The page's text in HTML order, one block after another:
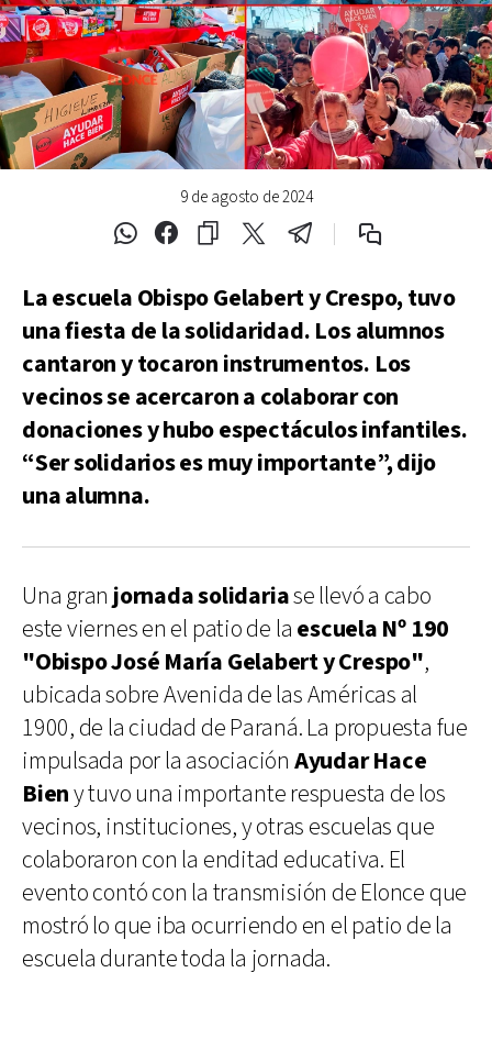
9 de agosto de 2024
La escuela Obispo Gelabert y Crespo, tuvo
una fiesta de la solidaridad. Los alumnos
cantaron y tocaron instrumentos. Los
vecinos se acercaron a colaborar con
donaciones y hubo espectáculos infantiles.
“Ser solidarios es muy importante”, dijo
una alumna.
Una gran jornada solidariase llevó a cabo
este viernes en el patio de la escuela Nº 190
"Obispo José María Gelabert y Crespo",
ubicada sobre Avenida de las Américas al
1900, de la ciudad de Paraná. La propuesta fue
impulsada por la asociación Ayudar Hace
Bieny tuvo una importante respuesta de los
vecinos, instituciones, y otras escuelas que
colaboraron con la enditad educativa. El
evento contó con la transmisión de Elonce que
mostró lo que iba ocurriendo en el patio de la
escuela durante toda la jornada.